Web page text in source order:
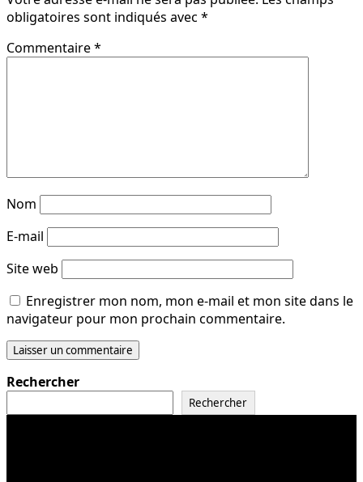
obligatoires sont indiqués avec *
Commentaire*
Nom
E-mail
Site web
Enregistrer mon nom, mon e-mail et mon site dans le
navigateur pour mon prochain commentaire.
Rechercher
Rechercher